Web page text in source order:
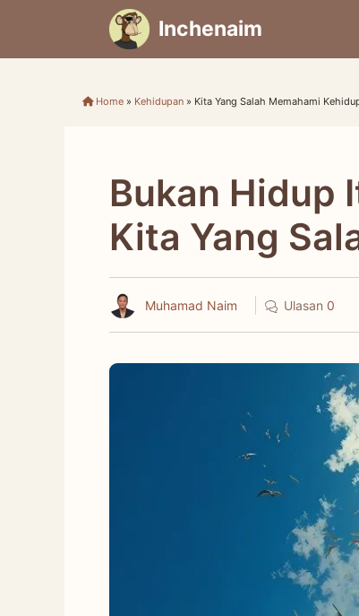
content
Inchenaim
Home » Kehidupan » Kita Yang Salah Memahami
Bukan Hidup
Kita Yang
Muhamad Naim Ulasan 0